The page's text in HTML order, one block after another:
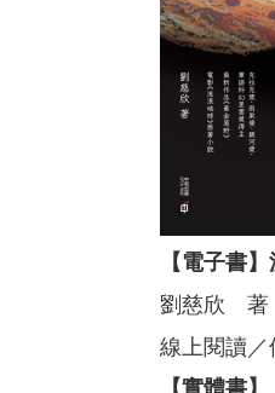
【電子書
劉慈欣 著
線上閱讀
【實體書】